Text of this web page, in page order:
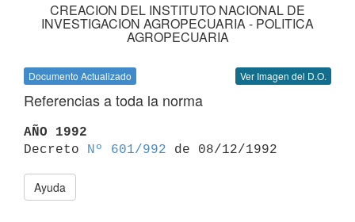
CREACION DEL INSTITUTO NACIONAL DE
INVESTIGACION AGROPECUARIA - POLITICA
AGROPECUARIA
Documento Actualizado Ver Imagen del D.O.
Referencias a toda la norma
AÑO 1992
Decreto
Nº 601/992
Ayuda